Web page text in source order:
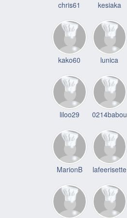
chris61 kesiaka
kako60 lunica
liloo29 0214babou
MarionB lafeerisette